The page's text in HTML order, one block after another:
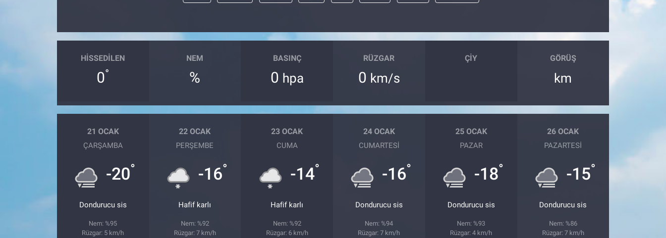
HISSEDILEN
0°
NEM
%
BASINÇ
0 hpa
RÜZGAR
0 km/s
ÇIY GÖRÜŞ
km
21 OCAK
ÇARŞAMBA
-20°
Dondurucu sis
Nem: %95
Rüzgar: 5 km/h
22 OCAK
PERŞEMBE
-16°
Hafif karlı
Nem: %92
Rüzgar: 7 km/h
23 OCAK
CUMA
-14°
Hafif karlı
Nem: %92
Rüzgar: 6 km/h
24 OCAK
CUMARTESI
-16°
Dondurucu sis
Nem: %94
Rüzgar: 7 km/h
25 OCAK
PAZAR
-18°
Dondurucu sis
Nem: %93
Rüzgar: 4 km/h
26 OCAK
PAZARTESI
-15°
Dondurucu sis
Nem: %86
Rüzgar: 7 km/h